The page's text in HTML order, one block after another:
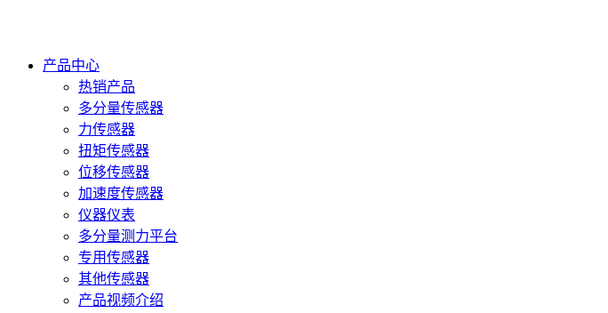
产品中心
热销产品
多分量传感器
力传感器
扭矩传感器
位移传感器
加速度传感器
仪器仪表
多分量测力平台
专用传感器
其他传感器
产品视频介绍